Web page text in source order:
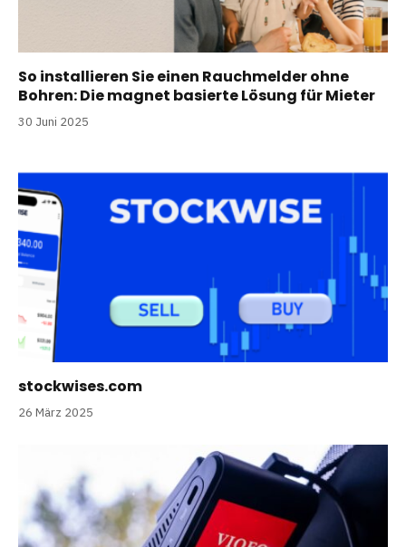
So installieren Sie einen Rauchmelder ohne
Bohren: Die magnet basierte Lösung für Mieter
30 Juni 2025
stockwises.com
26 März 2025